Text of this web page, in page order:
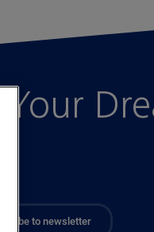
Your
to newsletter